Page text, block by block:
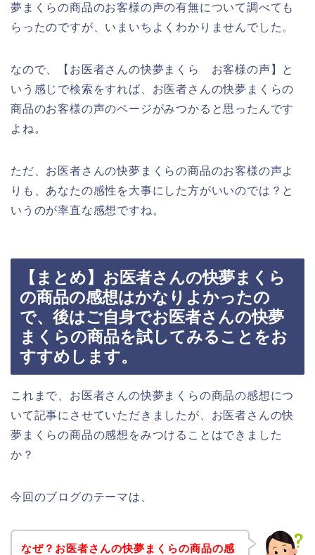
夢まくらの商品のお客様の声の有無について調べても
らったのですが、いまいちよくわかりませんでした。
なので、【お医者さんの快夢まくら お客様の声】と
いう感じで検索をすれば、お医者さんの快夢まくらの
商品のお客様の声のページがみつかると思ったんです
よね。
ただ、お医者さんの快夢まくらの商品のお客様の声よ
りも、あなたの感性を大事にした方がいいのでは？と
いうのが率直な感想ですね。
【まとめ】お医者さんの快夢まくら
の商品の感想はかなりよかったの
で、後はご自身でお医者さんの快夢
まくらの商品を試してみることをお
すすめします。
これまで、お医者さんの快夢まくらの商品の感想につ
いて記事にさせていただきましたが、お医者さんの快
夢まくらの商品の感想をみつけることはできました
か？
今回のブログのテーマは、
なぜ？お医者さんの快夢まくらの商品の感